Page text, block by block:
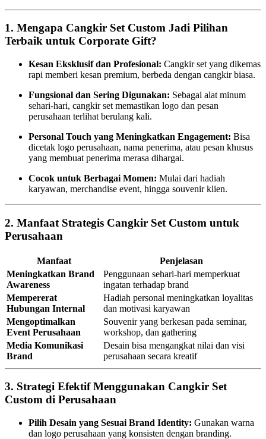
1. Mengapa Cangkir Set Custom Jadi Pilihan
Terbaik untuk Corporate Gift?
Kesan Eksklusif dan Profesional: Cangkir set yang dikemas
rapi memberi kesan premium, berbeda dengan cangkir biasa.
Fungsional dan Sering Digunakan: Sebagai alat minum
sehari-hari, cangkir set memastikan logo dan pesan
perusahaan terlihat berulang kali.
Personal Touch yang Meningkatkan Engagement: Bisa
dicetak logo perusahaan, nama penerima, atau pesan khusus
yang membuat penerima merasa dihargai.
Cocok untuk Berbagai Momen: Mulai dari hadiah
karyawan, merchandise event, hingga souvenir klien.
2. Manfaat Strategis Cangkir Set Custom untuk
Perusahaan
Manfaat
Penjelasan
Meningkatkan Brand
Awareness
Penggunaan sehari-hari memperkuat
ingatan terhadap brand
Mempererat
Hubungan Internal
Hadiah personal meningkatkan loyalitas
dan motivasi karyawan
Mengoptimalkan
Event Perusahaan
Souvenir yang berkesan pada seminar,
workshop, dan gathering
Media Komunikasi
Brand
Desain bisa mengangkat nilai dan visi
perusahaan secara kreatif
3. Strategi Efektif Menggunakan Cangkir Set
Custom di Perusahaan
Pilih Desain yang Sesuai Brand Identity: Gunakan warna
dan logo perusahaan yang konsisten dengan branding.